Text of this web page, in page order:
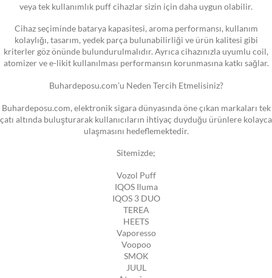
veya tek kullanımlık puff cihazlar sizin için daha uygun olabilir.
Cihaz seçiminde batarya kapasitesi, aroma performansı, kullanım
kolaylığı, tasarım, yedek parça bulunabilirliği ve ürün kalitesi gibi
kriterler göz önünde bulundurulmalıdır. Ayrıca cihazınızla uyumlu coil,
atomizer ve e-likit kullanılması performansın korunmasına katkı sağlar.
Buhardeposu.com’u Neden Tercih Etmelisiniz?
Buhardeposu.com, elektronik sigara dünyasında öne çıkan markaları tek
çatı altında buluşturarak kullanıcıların ihtiyaç duyduğu ürünlere kolayca
ulaşmasını hedeflemektedir.
Sitemizde;
Vozol Puff
IQOS Iluma
IQOS 3 DUO
TEREA
HEETS
Vaporesso
Voopoo
SMOK
JUUL